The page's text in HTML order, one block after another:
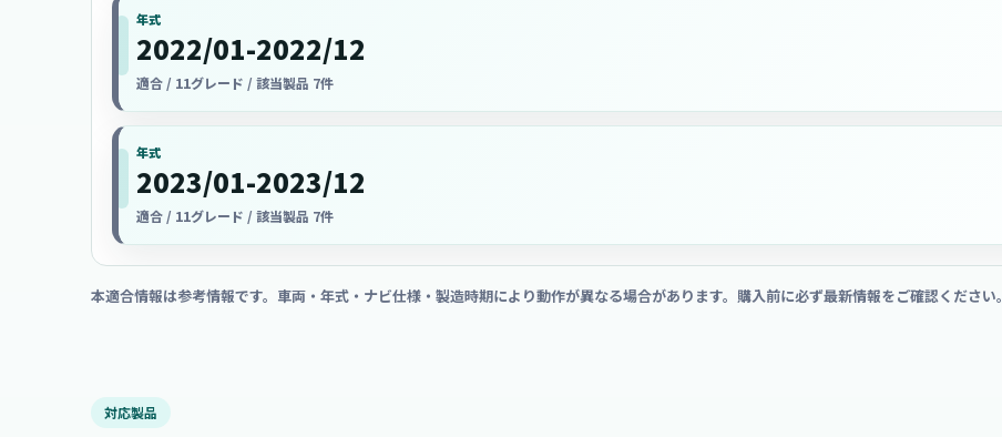
年式
2022/01-2022/12
適合 / 11グレード / 該当製品 7件
年式
2023/01-2023/12
適合 / 11グレード / 該当製品 7件
本適合情報は参考情報です。車両・年式・ナビ仕様・製造時期により動作が異なる場合があります。購入前に必ず最新情報をご確認ください。
対応製品